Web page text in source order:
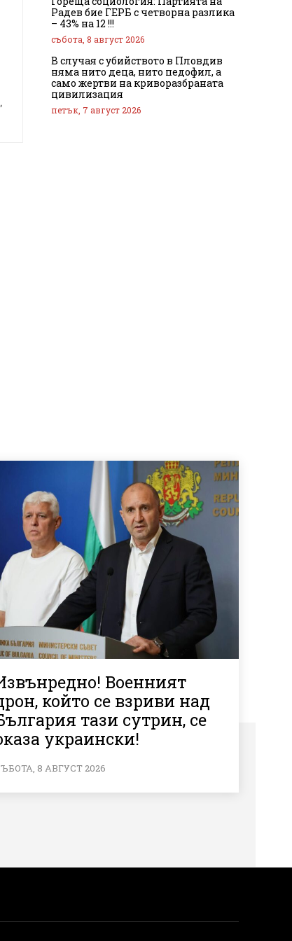
Радев бие ГЕРБ с четворна разлика
– 43% на 12 !!!
събота, 8 август 2026
В случая с убийството в Пловдив
няма нито деца, нито педофил, а
само жертви на криворазбраната
цивилизация
петък, 7 август 2026
Военният
който се взриви над
тази сутрин, се
украински!
8 АВГУСТ 2026